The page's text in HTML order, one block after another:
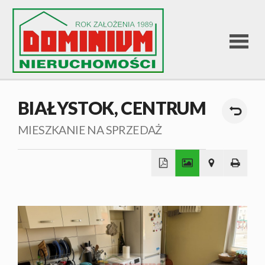
STRONA
OFERTA
OFERTA
BIAŁYSTOK,CENTRUM
MIESZKANIE NA SPRZEDAŻ
−